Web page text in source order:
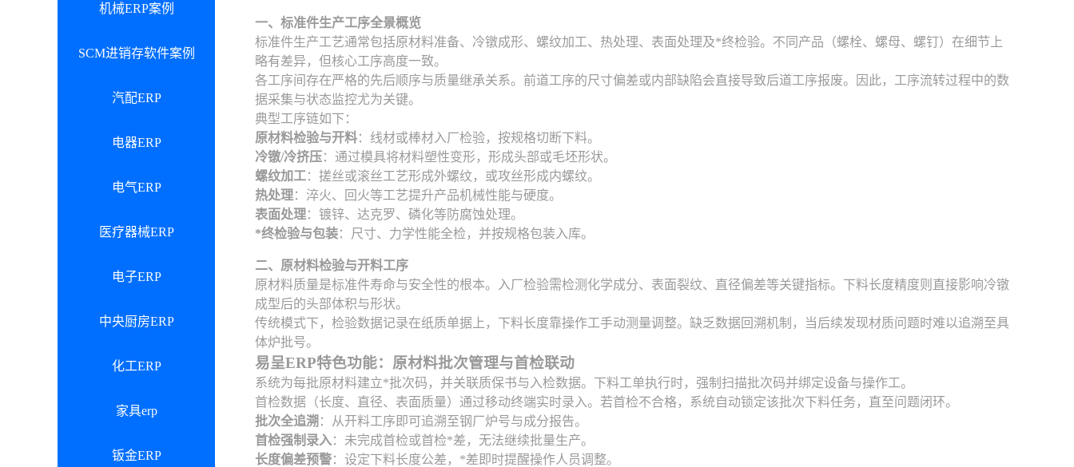
机械ERP案例
SCM进销存软件案例
汽配ERP
电器ERP
电气ERP
医疗器械ERP
电子ERP
中央厨房ERP
化工ERP
家具erp
钣金ERP
一、标准件生产工序全景概览
标准件生产工艺通常包括原材料准备、冷镦成形、螺纹加工、热处理、表面处理及*终检验。不同产品（螺栓、螺母、螺钉）在细节上
略有差异，但核心工序高度一致。
各工序间存在严格的先后顺序与质量继承关系。前道工序的尺寸偏差或内部缺陷会直接导致后道工序报废。因此，工序流转过程中的数
据采集与状态监控尤为关键。
典型工序链如下：
原材料检验与开料：线材或棒材入厂检验，按规格切断下料。
冷镦/冷挤压 ：通过模具将材料塑性变形，形成头部或毛坯形状。
螺纹加工：搓丝或滚丝工艺形成外螺纹，或攻丝形成内螺纹。
热处理：淬火、回火等工艺提升产品机械性能与硬度。
表面处理：镀锌、达克罗、磷化等防腐蚀处理。
*终检验与包装：尺寸、力学性能全检，并按规格包装入库。
二、原材料检验与开料工序
原材料质量是标准件寿命与安全性的根本。入厂检验需检测化学成分、表面裂纹、直径偏差等关键指标。下料长度精度则直接影响冷镦
成型后的头部体积与形状。
传统模式下，检验数据记录在纸质单据上，下料长度靠操作工手动测量调整。缺乏数据回溯机制，当后续发现材质问题时难以追溯至具
体炉批号。
易呈ERP特色功能：原材料批次管理与首检联动
系统为每批原材料建立*批次码，并关联质保书与入检数据。下料工单执行时，强制扫描批次码并绑定设备与操作工。
首检数据（长度、直径、表面质量）通过移动终端实时录入。若首检不合格，系统自动锁定该批次下料任务，直至问题闭环。
批次全追溯 ：从开料工序即可追溯至钢厂炉号与成分报告。
首检强制录入 ：未完成首检或首检*差，无法继续批量生产。
长度偏差预警：设定下料长度公差，*差即时提醒操作人员调整。